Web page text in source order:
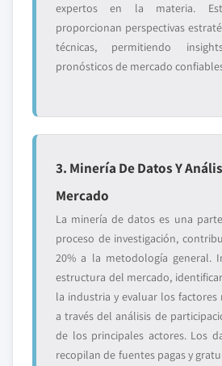
expertos en la materia.
proporcionan perspectivas
técnicas, permitiendo
pronósticos de mercado
3. Minería De Datos Y
Mercado
La minería de datos es una
proceso de investigación,
20% a la metodología general.
estructura del mercado,
la industria y evaluar los factores
a través del análisis de
de los principales actores. Los
recopilan de fuentes pagas y